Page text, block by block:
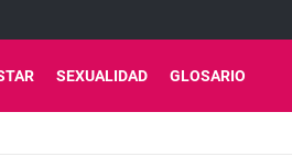
SEXUALIDAD GLOSARIO